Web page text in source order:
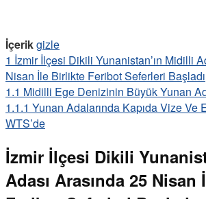
İçerikgizle
1 İzmir İlçesi Dikili Yunanistan’ın Midilli
Nisan İle Birlikte Feribot Seferleri Başladı
1.1 Midilli Ege Denizinin Büyük Yunan
1.1.1 Yunan Adalarında Kapıda Vize Ve
WTS’de
İzmir İlçesi Dikili
Adası Arasında 25